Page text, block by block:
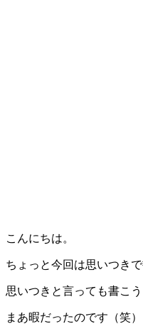
こんにちは。
ちょっと今回は思いつき
思いつきと言っても書こ
まあ暇だったのです（笑）